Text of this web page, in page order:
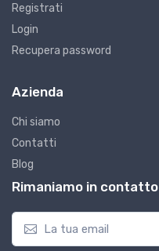
Registrati
Login
Recupera password
Azienda
Chi siamo
Contatti
Blog
Rimaniamo in contatto